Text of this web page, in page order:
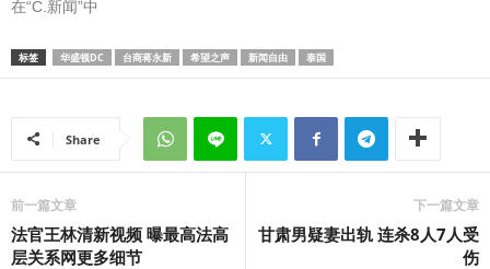
在“C.新闻”中
标签 华盛顿DC 台商蒋永新 希望之声 新闻自由 泰国
Share
前一篇文章
法官王林清新视频 曝最高法高
层关系网更多细节
下一篇文章
甘肃男疑妻出轨 连杀8人7人受
伤